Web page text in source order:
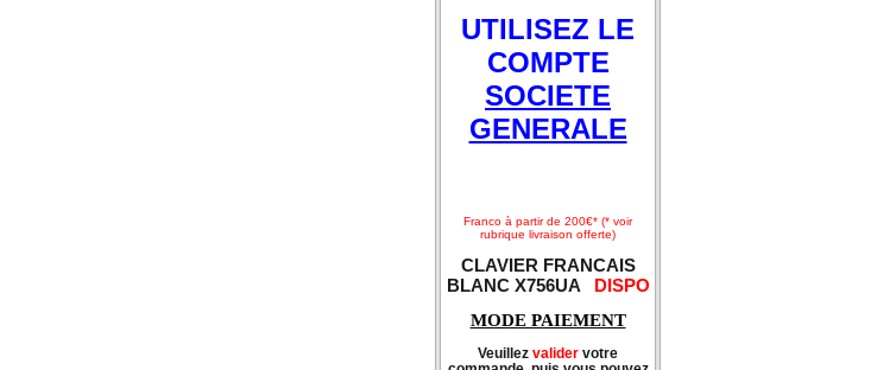
UTILISEZ LE
COMPTE
SOCIETE
GENERALE
Franco à partir de 200€* (* voir
rubrique livraison offerte)
CLAVIER FRANCAIS
BLANC X756UA DISPO
MODE PAIEMENT
Veuillez valider votre